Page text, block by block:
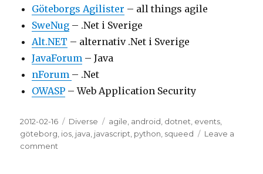
Göteborgs Agilister – all things agile
SweNug – .Net i Sverige
Alt.NET – alternativ .Net i Sverige
JavaForum – Java
nForum – .Net
OWASP – Web Application Security
Posted
on
2012-02-16 Categories
Diverse Tags
agile android dotnet events
göteborg ios java javascript python squeed
Leave a
comment